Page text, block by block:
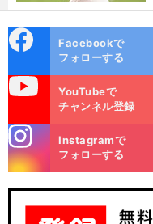
ok
Facebookで
フォローする
YouTubeで
チャンネル登録
m
Instagramで
フォローする